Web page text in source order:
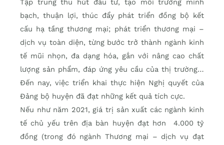
Tập trung thu hút đầu tư, tạo môi trường minh
bạch, thuận lợi, thúc đẩy phát triển đồng bộ kết
cấu hạ tầng thương mại; phát triển thương mại –
dịch vụ toàn diện, từng bước trở thành ngành kinh
tế mũi nhọn, đa dạng hóa, gắn với nâng cao chất
lượng sản phẩm, đáp ứng yêu cầu của thị trường…
Đến nay, việc triển khai thực hiện Nghị quyết của
Đảng bộ huyện đã đạt những kết quả tích cực.
Nếu như năm 2021, giá trị sản xuất các ngành kinh
tế chủ yếu trên địa bàn huyện đạt hơn 4.000 tỷ
đồng (trong đó ngành Thương mại – dịch vụ đạt